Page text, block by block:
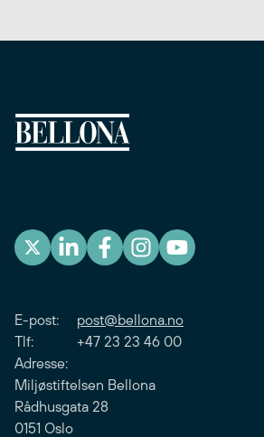
E-post: post@bellona.no
Tlf: +47 23 23 46 00
Adresse:
Miljøstiftelsen Bellona
Rådhusgata 28
0151 Oslo